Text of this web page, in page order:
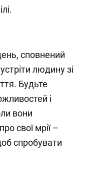
сповнений
людину зі
Будьте
і
вони
свої мрії –
спробувати